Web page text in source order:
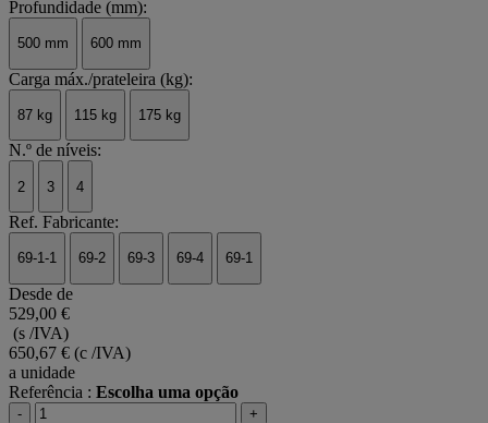
Profundidade (mm):
500 mm 600 mm
Carga máx./prateleira (kg):
87 kg 115 kg 175 kg
N.º de níveis:
2 3 4
Ref. Fabricante:
69-1-1 69-2 69-3 69-4 69-1
Desde de
529,00 €
(s /IVA)
650,67 € (c /IVA)
a unidade
Referência : Escolha uma opção
- +